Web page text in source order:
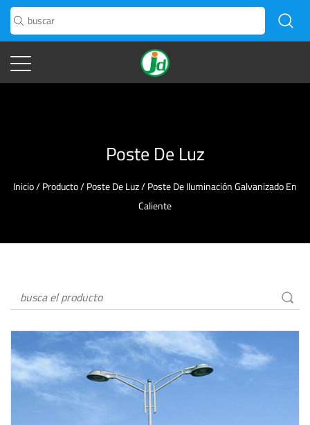
Poste De Luz
Inicio/Producto/Poste De Luz/Poste De Iluminación Galvanizado En
Caliente